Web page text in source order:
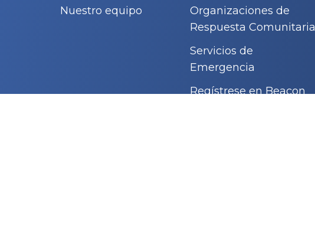
Nuestro equipo
Organizaciones de
Respuesta Comunitaria
Servicios de
Emergencia
Regístrese en Beacon